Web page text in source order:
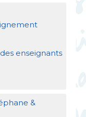
enseignants
&